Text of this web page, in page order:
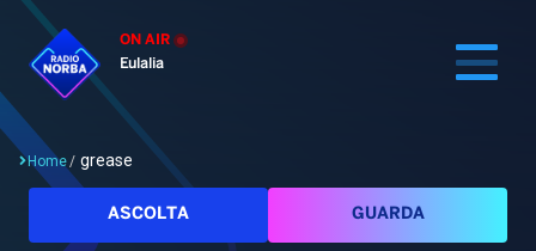
ON AIR
Eulalia
Home/ grease
ASCOLTA GUARDA